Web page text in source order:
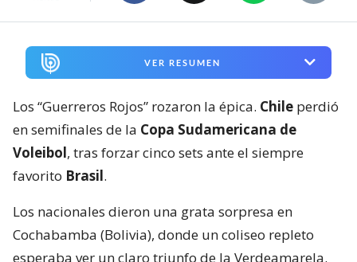
VER RESUMEN
Los “Guerreros Rojos” rozaron la épica. Chile perdió
en semifinales de la Copa Sudamericana de
Voleibol, tras forzar cinco sets ante el siempre
favorito Brasil.
Los nacionales dieron una grata sorpresa en
Cochabamba (Bolivia), donde un coliseo repleto
esperaba ver un claro triunfo de la Verdeamarela.